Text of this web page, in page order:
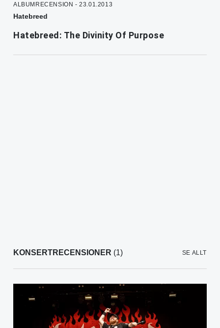
ALBUMRECENSION - 23.01.2013
Hatebreed
Hatebreed: The Divinity Of Purpose
KONSERTRECENSIONER (1) SE ALLT